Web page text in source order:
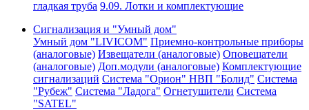
гладкая труба 9.09. Лотки и комплектующие
Сигнализация и "Умный дом"
Умный дом "LIVICOM" Приемно-контрольные приборы
(аналоговые) Извещатели (аналоговые) Оповещатели
(аналоговые) Доп.модули (аналоговые) Комплектующие
сигнализаций Система "Орион" НВП "Болид" Система
"Рубеж" Система "Ладога" Огнетушители Система
"SATEL"